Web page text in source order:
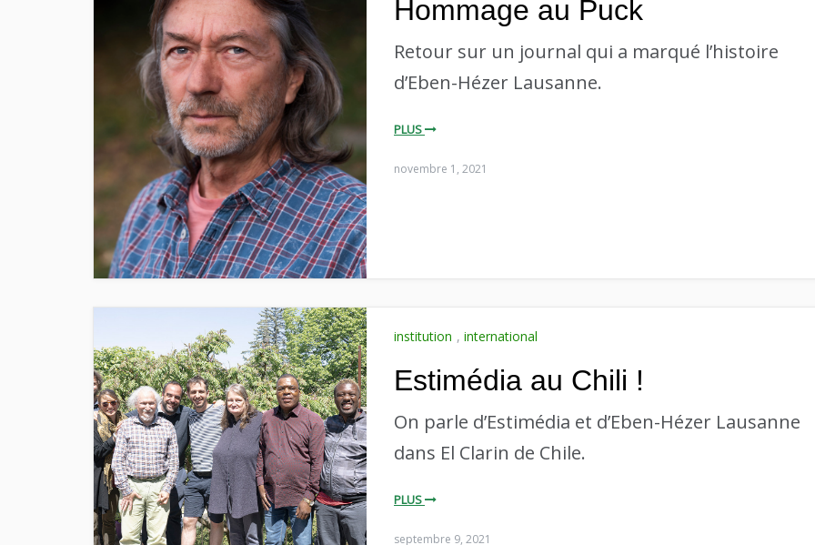
Hommage au Puck
Retour sur un journal qui a marqué l’histoire
d’Eben-Hézer Lausanne.
PLUS
novembre 1, 2021
institution , international
Estimédia au Chili !
On parle d’Estimédia et d’Eben-Hézer Lausanne
dans El Clarin de Chile.
PLUS
septembre 9, 2021